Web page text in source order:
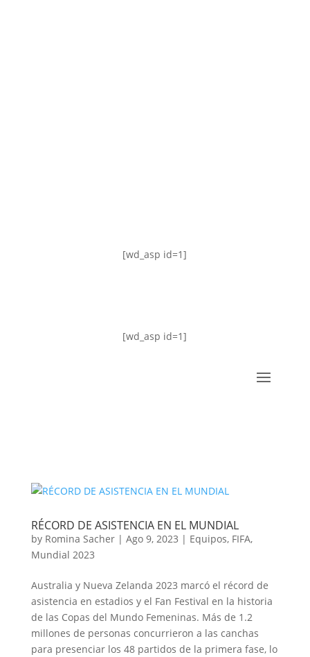
[wd_asp id=1]
[wd_asp id=1]
RÉCORD DE ASISTENCIA EN EL MUNDIAL
by Romina Sacher| Ago 9, 2023 | Equipos, FIFA,
Mundial 2023
Australia y Nueva Zelanda 2023 marcó el récord de
asistencia en estadios y el Fan Festival en la historia
de las Copas del Mundo Femeninas. Más de 1.2
millones de personas concurrieron a las canchas
para presenciar los 48 partidos de la primera fase, lo